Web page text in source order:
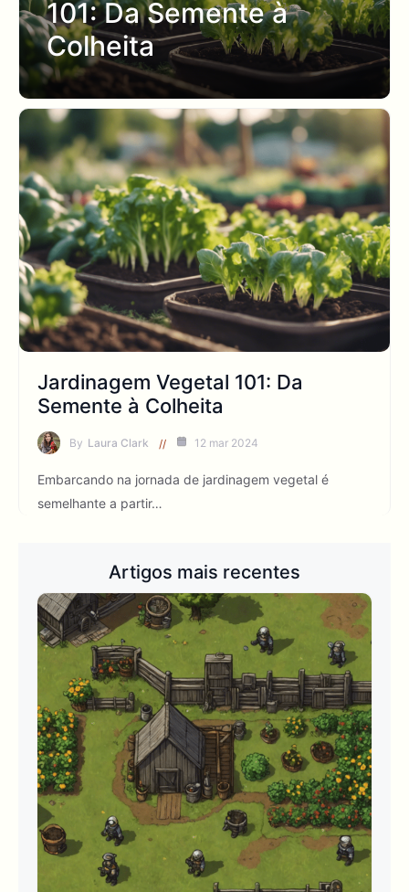
101: Da Semente à
Colheita
Jardinagem Vegetal 101: Da
Semente à Colheita
By Laura Clark 12 mar 2024
Embarcando na jornada de jardinagem vegetal é
semelhante a partir…
Artigos mais recentes